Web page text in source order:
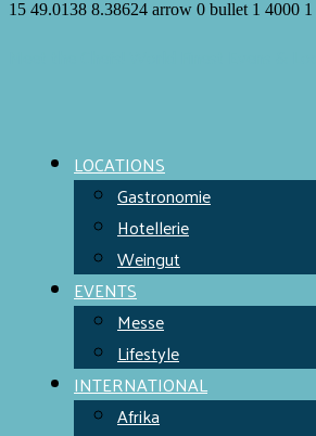
15 49.0138 8.38624 arrow 0 bullet 1 4000 1
LOCATIONS
Gastronomie
Hotellerie
Weingut
EVENTS
Messe
Lifestyle
INTERNATIONAL
Afrika